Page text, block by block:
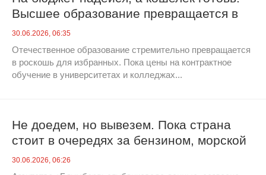
Высшее образование превращается в
роскошь для избранных
30.06.2026, 06:35
Отечественное образование стремительно превращается
в роскошь для избранных. Пока цены на контрактное
обучение в университетах и колледжах...
Не доедем, но вывезем. Пока страна
стоит в очередях за бензином, морской
экспорт сырой нефти из РФ достиг
максимума
30.06.2026, 06:26